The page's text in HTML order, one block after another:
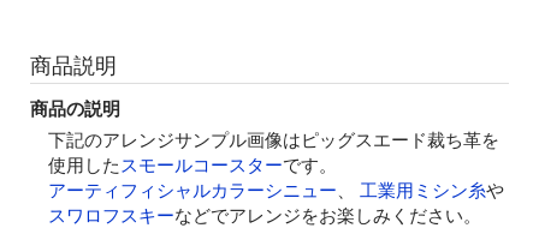
商品説明
商品の説明
下記のアレンジサンプル画像はピッグスエード裁ち革を
使用した スモールコースターです。
アーティフィシャルカラーシニュー
工業用ミシン糸や
スワロフスキーなどでアレンジをお楽しみください。